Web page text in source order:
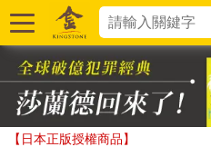
【日本正版授權商品】